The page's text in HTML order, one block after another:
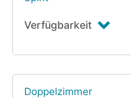
Verfügbarkeit
Doppelzimmer